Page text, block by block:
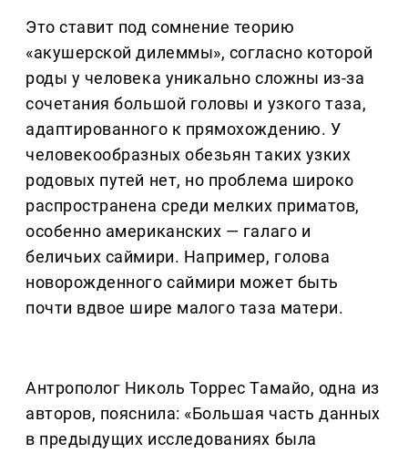
Это ставит под сомнение теорию
«акушерской дилеммы», согласно которой
роды у человека уникально сложны из-за
сочетания большой головы и узкого таза,
адаптированного к прямохождению. У
человекообразных обезьян таких узких
родовых путей нет, но проблема широко
распространена среди мелких приматов,
особенно американских — галаго и
беличьих саймири. Например, голова
новорожденного саймири может быть
почти вдвое шире малого таза матери.
Антрополог Николь Торрес Тамайо, одна из
авторов, пояснила: «Большая часть данных
в предыдущих исследованиях была